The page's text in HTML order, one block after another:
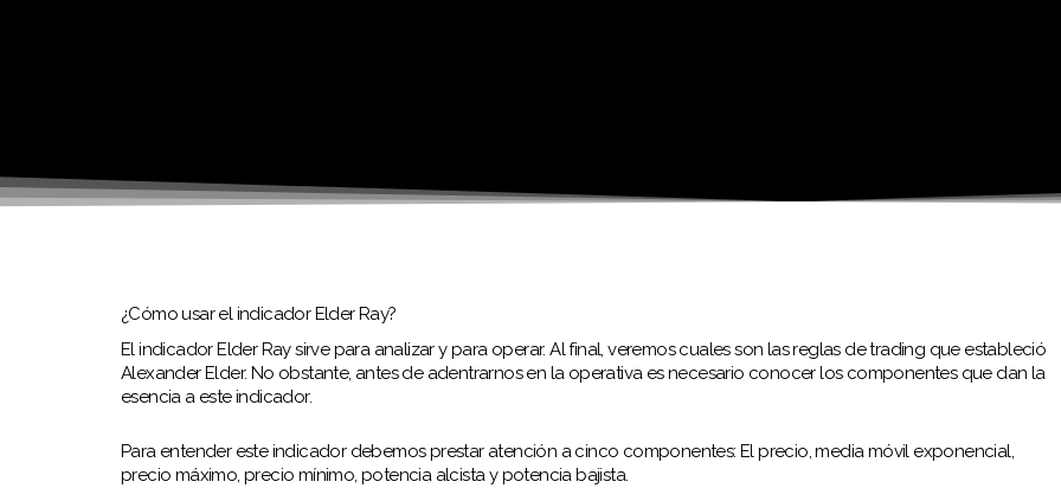
¿Cómo usar el indicador Elder Ray?
El indicador Elder Ray sirve para analizar y para operar. Al final, veremos cuales son las reglas de trading que estableció
Alexander Elder. No obstante, antes de adentrarnos en la operativa es necesario conocer los componentes que dan la
esencia a este indicador.
Para entender este indicador debemos prestar atención a cinco componentes: El precio, media móvil exponencial,
precio máximo, precio mínimo, potencia alcista y potencia bajista.